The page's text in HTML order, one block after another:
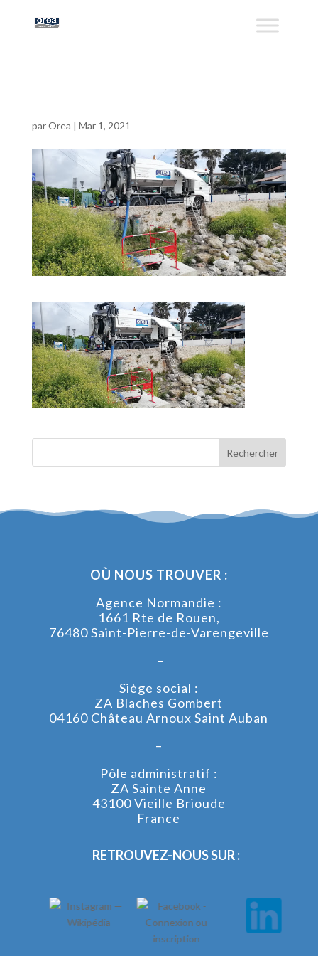
parOrea | Mar 1, 2021
OÙ NOUS TROUVER :
Agence Normandie :
1661 Rte de Rouen,
76480 Saint-Pierre-de-Varengeville
–
Siège social :
ZA Blaches Gombert
04160 Château Arnoux Saint Auban
–
Pôle administratif :
ZA Sainte Anne
43100 Vieille Brioude
France
RETROUVEZ-NOUS SUR :